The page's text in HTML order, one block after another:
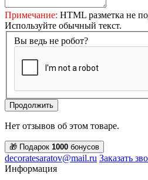
Примечание: HTML разметка не
Используйте обычный текст.
Вы ведь не робот?
Продолжить
Нет отзывов об этом товаре.
🎁 Подарок 1000 бонусов
decoratesaratov@mail.ru Заказать
Информация